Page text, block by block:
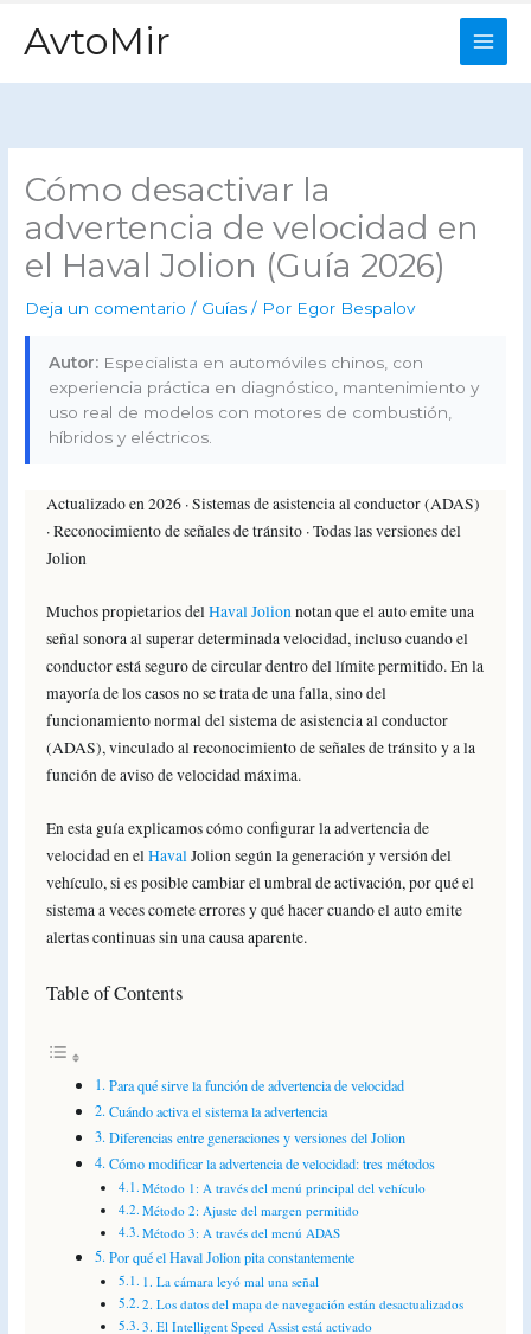
contenido
AvtoMir
Cómo desactivar la
advertencia de velocidad en
el Haval Jolion (Guía 2026)
Deja un comentario / Guías / Por Egor Bespalov
Autor: Especialista en automóviles chinos, con
experiencia práctica en diagnóstico, mantenimiento y
uso real de modelos con motores de combustión,
híbridos y eléctricos.
Actualizado en 2026 · Sistemas de asistencia al conductor (ADAS)
· Reconocimiento de señales de tránsito · Todas las versiones del
Jolion
Muchos propietarios delHaval Jolionnotan que el auto emite una
señal sonora al superar determinada velocidad, incluso cuando el
conductor está seguro de circular dentro del límite permitido. En la
mayoría de los casos no se trata de una falla, sino del
funcionamiento normal del sistema de asistencia al conductor
(ADAS), vinculado al reconocimiento de señales de tránsito y a la
función de aviso de velocidad máxima.
En esta guía explicamos cómo configurar la advertencia de
velocidad en elHavalJolion según la generación y versión del
vehículo, si es posible cambiar el umbral de activación, por qué el
sistema a veces comete errores y qué hacer cuando el auto emite
alertas continuas sin una causa aparente.
Table of Contents
Para qué sirve la función de advertencia de velocidad
Cuándo activa el sistema la advertencia
Diferencias entre generaciones y versiones del Jolion
Cómo modificar la advertencia de velocidad: tres métodos
Método 1: A través del menú principal del vehículo
Método 2: Ajuste del margen permitido
Método 3: A través del menú ADAS
Por qué el Haval Jolion pita constantemente
1. La cámara leyó mal una señal
2. Los datos del mapa de navegación están desactualizados
3. El Intelligent Speed Assist está activado